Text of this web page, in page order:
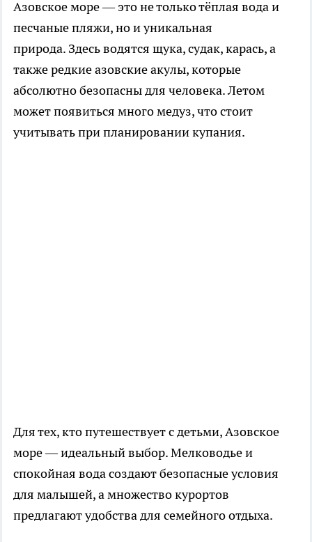
Азовское море — это не только тёплая вода и
песчаные пляжи, но и уникальная
природа. Здесь водятся щука, судак, карась, а
также редкие азовские акулы, которые
абсолютно безопасны для человека. Летом
может появиться много медуз, что стоит
учитывать при планировании купания.
Для тех, кто путешествует с детьми, Азовское
море — идеальный выбор. Мелководье и
спокойная вода создают безопасные условия
для малышей, а множество курортов
предлагают удобства для семейного отдыха.